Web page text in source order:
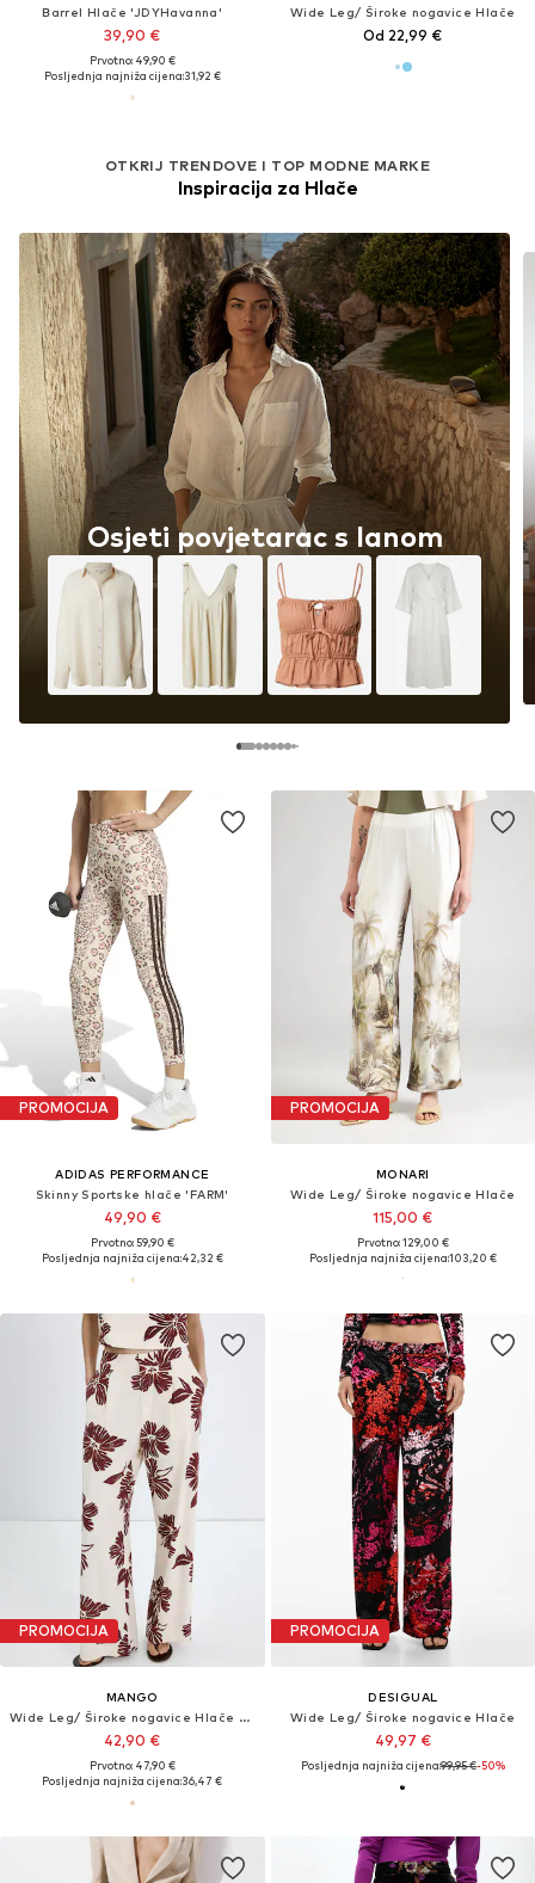
Barrel Hlače 'JDYHavanna'
39,90 €
Prvotno: 49,90 €
Posljednja najniža cijena:31,92 €
Wide Leg/ Široke nogavice Hlače
Od 22,99 €
OTKRIJ TRENDOVE I TOP MODNE MARKE
Inspiracija za Hlače
Osjeti povjetarac s lanom
PROMOCIJA
ADIDAS PERFORMANCE
Skinny Sportske hlače 'FARM'
49,90 €
Prvotno: 59,90 €
Posljednja najniža cijena:42,32 €
PROMOCIJA
MONARI
Wide Leg/ Široke nogavice Hlače
115,00 €
Prvotno: 129,00 €
Posljednja najniža cijena:103,20 €
PROMOCIJA
MANGO
Wide Leg/ Široke nogavice Hlače s naborima 'Lola'
42,90 €
Prvotno: 47,90 €
Posljednja najniža cijena:36,47 €
PROMOCIJA
DESIGUAL
Wide Leg/ Široke nogavice Hlače
49,97 €
Posljednja najniža cijena:99,95 €-50%